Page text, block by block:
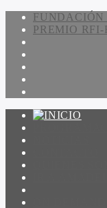
PREMIO